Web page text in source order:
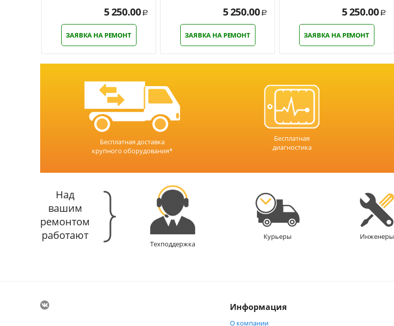
5 250.00 Р
ЗАЯВКА НА РЕМОНТ
5 250.00 Р
ЗАЯВКА НА РЕМОНТ
5 250.00 Р
ЗАЯВКА НА РЕМОНТ
Бесплатная доставка
крупного оборудования*
Бесплатная
диагностика
Над
вашим
ремонтом
работают
Техподдержка
Курьеры Инженеры
Информация
О компании